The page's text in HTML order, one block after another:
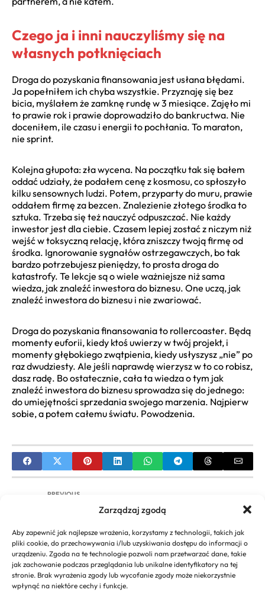
Zarządzaj zgodą
Aby zapewnić jak najlepsze wrażenia, korzystamy z technologii, takich jak
pliki cookie, do przechowywania i/lub uzyskiwania dostępu do informacji o
urządzeniu. Zgoda na te technologie pozwoli nam przetwarzać dane, takie
jak zachowanie podczas przeglądania lub unikalne identyfikatory na tej
stronie. Brak wyrażenia zgody lub wycofanie zgody może niekorzystnie
wpłynąć na niektóre cechy i funkcje.
Czego ja i inni nauczyliśmy się na
własnych potknięciach
Droga do pozyskania finansowania jest usłana błędami.
Ja popełniłem ich chyba wszystkie. Przyznaję się bez
bicia, myślałem że zamknę rundę w 3 miesiące. Zajęło mi
to prawie rok i prawie doprowadziło do bankructwa. Nie
doceniłem, ile czasu i energii to pochłania. To maraton,
nie sprint.
Kolejna głupota: zła wycena. Na początku tak się bałem
oddać udziały, że podałem cenę z kosmosu, co spłoszyło
kilku sensownych ludzi. Potem, przyparty do muru, prawie
oddałem firmę za bezcen. Znalezienie złotego środka to
sztuka. Trzeba się też nauczyć odpuszczać. Nie każdy
inwestor jest dla ciebie. Czasem lepiej zostać z niczym niż
wejść w toksyczną relację, która zniszczy twoją firmę od
środka. Ignorowanie sygnałów ostrzegawczych, bo tak
bardzo potrzebujesz pieniędzy, to prosta droga do
katastrofy. Te lekcje są o wiele ważniejsze niż sama
wiedza, jak znaleźć inwestora do biznesu. One uczą, jak
znaleźć inwestora do biznesu i nie zwariować.
Droga do pozyskania finansowania to rollercoaster. Będą
momenty euforii, kiedy ktoś uwierzy w twój projekt, i
momenty głębokiego zwątpienia, kiedy usłyszysz „nie” po
raz dwudziesty. Ale jeśli naprawdę wierzysz w to co robisz,
dasz radę. Bo ostatecznie, cała ta wiedza o tym jak
znaleźć inwestora do biznesu sprowadza się do jednego:
do umiejętności sprzedania swojego marzenia. Najpierw
sobie, a potem całemu światu. Powodzenia.
PREVIOUS
Najlepsza Prywatna Szkoła Biznesu: Ranking,
NEXT
Innowacje w Biznesie UEK Kraków: Studia
Podyplomowe Zarządzanie Innowacjami